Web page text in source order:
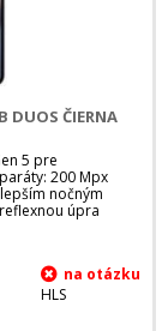
DUOS ČIERNA
5 pre
200 Mpx
nočným
úpra
HLS